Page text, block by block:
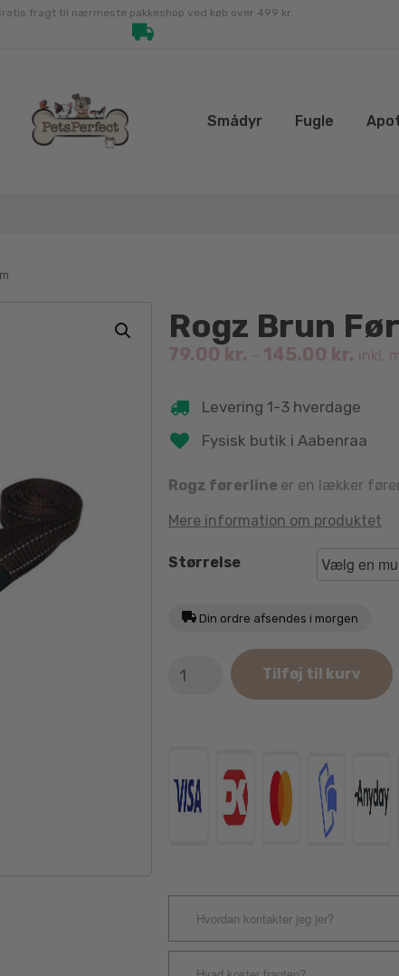
fragt til nærmeste pakkeshop ved køb over 499 kr.
Smådyr Fugle
Rogz Brun
79.00 kr. – 145.00 kr. inkl.
Levering 1-3 hverdage
Fysisk butik i Aabenraa
Rogz førerline er en lækker
Mere information om produktet
Størrelse
Din ordre afsendes i morgen
Brun
Tilføj til kurv
Hvordan kontakter jeg jer?